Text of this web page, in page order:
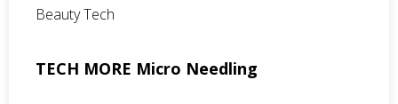
Beauty Tech
TECH MORE Micro Needling